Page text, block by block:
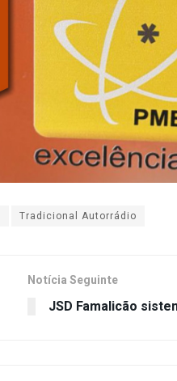
Tradicional Autorrádio
Notícia Seguinte
JSD Famalicão